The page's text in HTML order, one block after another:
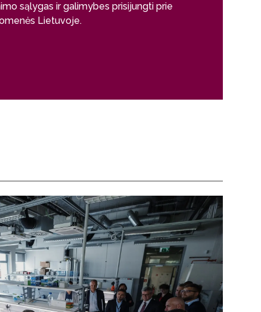
sąlygas ir galimybes prisijungti prie
Lietuvoje.